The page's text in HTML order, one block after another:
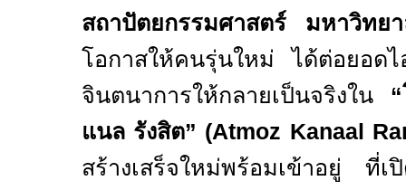
สถาปัตยกรรมศาสตร์ มหาวิทยา
โอกาสให้คนรุ่นใหม่ ได้ต่อยอดไ
จินตนาการให้กลายเป็นจริงใน “
แนล รังสิต” (Atmoz Kanaal
สร้างเสร็จใหม่พร้อมเข้าอยู่ ที่เ